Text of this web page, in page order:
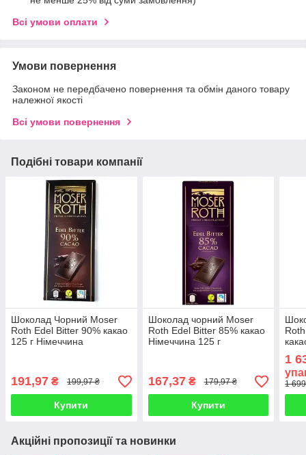
Всі умови оплати
Умови повернення
Законом не передбачено повернення та обмін даного товару
належної якості
Всі умови повернення
Подібні товари компанії
Шоколад Чорний Moser
Roth Edel Bitter 90% какао
125 г Німеччина
191,97 ₴ 199,97 ₴
Купити
Шоколад чорний Moser
Roth Edel Bitter 85% какао
Німеччина 125 г
167,37₴ 179,97 ₴
Купити
шт./
1
1
Акційні пропозиції та новинки